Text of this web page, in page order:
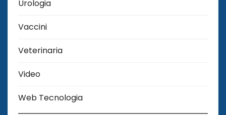
Urologia
Vaccini
Veterinaria
Video
Web Tecnologia